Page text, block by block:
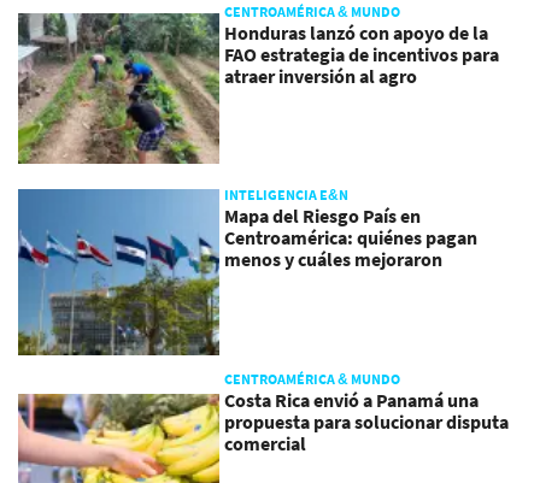
CENTROAMÉRICA & MUNDO
Honduras lanzó con apoyo de la
FAO estrategia de incentivos para
atraer inversión al agro
INTELIGENCIA E&N
Mapa del Riesgo País en
Centroamérica: quiénes pagan
menos y cuáles mejoraron
CENTROAMÉRICA & MUNDO
Costa Rica envió a Panamá una
propuesta para solucionar disputa
comercial